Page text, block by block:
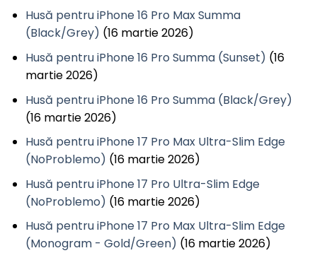
Husă pentru iPhone 16 Pro Max Summa
(Black/Grey) (16 martie 2026)
Husă pentru iPhone 16 Pro Summa (Sunset) (16
martie 2026)
Husă pentru iPhone 16 Pro Summa (Black/Grey)
(16 martie 2026)
Husă pentru iPhone 17 Pro Max Ultra-Slim Edge
(NoProblemo) (16 martie 2026)
Husă pentru iPhone 17 Pro Ultra-Slim Edge
(NoProblemo) (16 martie 2026)
Husă pentru iPhone 17 Pro Max Ultra-Slim Edge
(Monogram - Gold/Green) (16 martie 2026)